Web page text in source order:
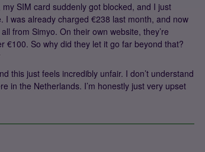
SIM card suddenly got blocked, and I just
I was already charged €238 last month, and now
from Simyo. On their own website, they’re
€100. So why did they let it go far beyond that?
this just feels incredibly unfair. I don’t understand
in the Netherlands. I’m honestly just very upset